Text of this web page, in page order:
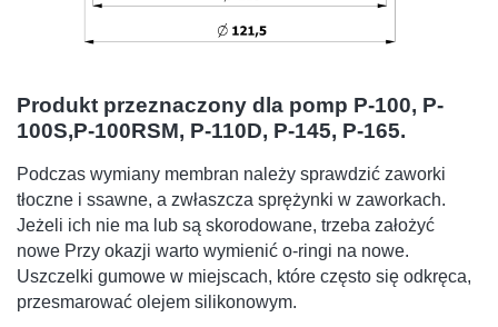
Produkt przeznaczony dla pomp P-100, P-
100S,P-100RSM, P-110D, P-145, P-165.
Podczas wymiany membran należy sprawdzić zaworki
tłoczne i ssawne, a zwłaszcza sprężynki w zaworkach.
Jeżeli ich nie ma lub są skorodowane, trzeba założyć
nowe Przy okazji warto wymienić o-ringi na nowe.
Uszczelki gumowe w miejscach, które często się odkręca,
przesmarować olejem silikonowym.